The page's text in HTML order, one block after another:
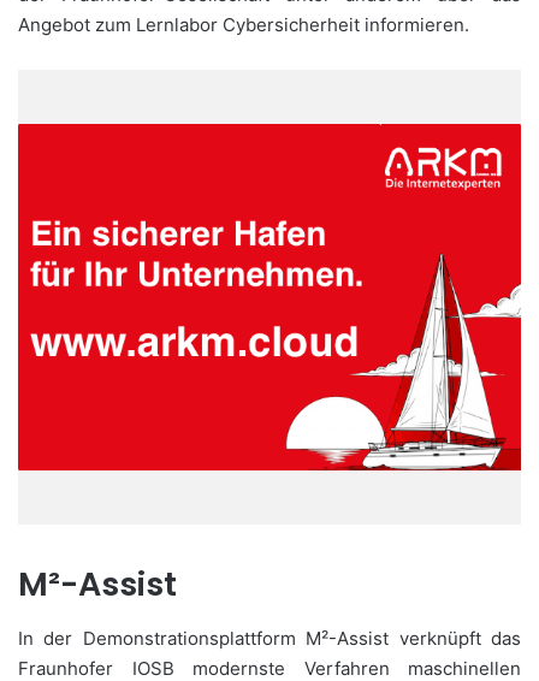
Angebot zum Lernlabor Cybersicherheit informieren.
M²-Assist
In der Demonstrationsplattform M²-Assist verknüpft das
Fraunhofer IOSB modernste Verfahren maschinellen